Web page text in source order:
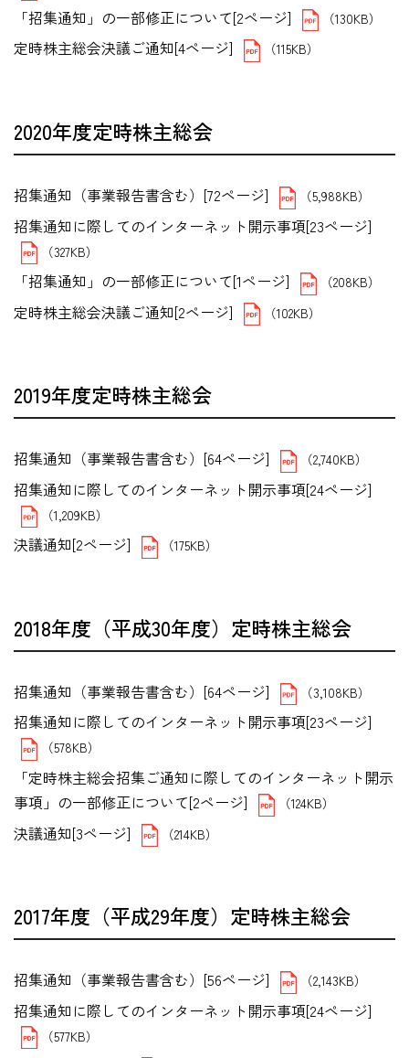
「招集通知」の一部修正について[2ページ] （130KB）
定時株主総会決議ご通知[4ページ] （115KB）
2020年度定時株主総会
招集通知（事業報告書含む）[72ページ] （5,988KB）
招集通知に際してのインターネット開示事項[23ページ]
（327KB）
「招集通知」の一部修正について[1ページ] （208KB）
定時株主総会決議ご通知[2ページ] （102KB）
2019年度定時株主総会
招集通知（事業報告書含む）[64ページ] （2,740KB）
招集通知に際してのインターネット開示事項[24ページ]
（1,209KB）
決議通知[2ページ] （175KB）
2018年度（平成30年度）定時株主総会
招集通知（事業報告書含む）[64ページ] （3,108KB）
招集通知に際してのインターネット開示事項[23ページ]
（578KB）
「定時株主総会招集ご通知に際してのインターネット開示
事項」の一部修正について[2ページ]
（124KB）
決議通知[3ページ] （214KB）
2017年度（平成29年度）定時株主総会
招集通知（事業報告書含む）[56ページ] （2,143KB）
招集通知に際してのインターネット開示事項[24ページ]
（577KB）